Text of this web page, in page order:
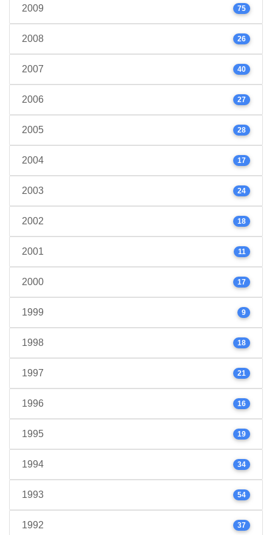
2009 75
2008 26
2007 40
2006 27
2005 28
2004 17
2003 24
2002 18
2001 11
2000 17
1999 9
1998 18
1997 21
1996 16
1995 19
1994 34
1993 54
1992 37